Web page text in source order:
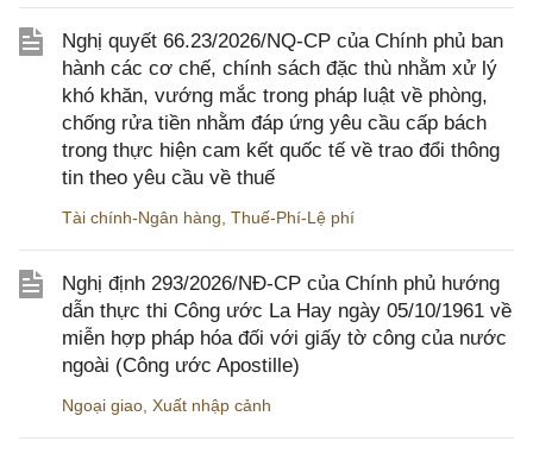
Nghị quyết 66.23/2026/NQ-CP của Chính phủ ban
hành các cơ chế, chính sách đặc thù nhằm xử lý
khó khăn, vướng mắc trong pháp luật về phòng,
chống rửa tiền nhằm đáp ứng yêu cầu cấp bách
trong thực hiện cam kết quốc tế về trao đổi thông
tin theo yêu cầu về thuế
Tài chính-Ngân hàng Thuế-Phí-Lệ phí
Nghị định 293/2026/NĐ-CP của Chính phủ hướng
dẫn thực thi Công ước La Hay ngày 05/10/1961 về
miễn hợp pháp hóa đối với giấy tờ công của nước
ngoài (Công ước Apostille)
Ngoại giao Xuất nhập cảnh